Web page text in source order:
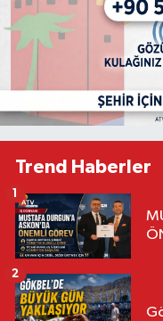
Trend Haberler
1
2